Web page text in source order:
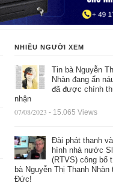
NHIỀU NGƯỜI XEM
Tin bà Nguyễn
Nhàn đang ẩn
đã được chính
nhận
07/08/2023 - 15.065 Views
Đài phát thanh
hình nhà nước
(RTVS) công bố
bà Nguyễn Thị Thanh Nhàn
Đức!